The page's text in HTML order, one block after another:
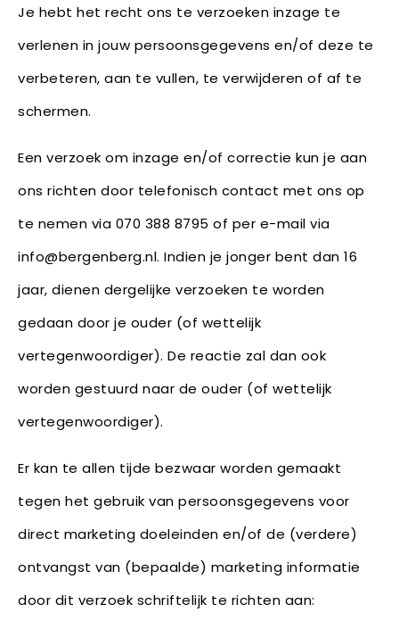
Je hebt het recht ons te verzoeken inzage te
verlenen in jouw persoonsgegevens en/of deze te
verbeteren, aan te vullen, te verwijderen of af te
schermen.
Een verzoek om inzage en/of correctie kun je aan
ons richten door telefonisch contact met ons op
te nemen via 070 388 8795 of per e-mail via
info@bergenberg.nl. Indien je jonger bent dan 16
jaar, dienen dergelijke verzoeken te worden
gedaan door je ouder (of wettelijk
vertegenwoordiger). De reactie zal dan ook
worden gestuurd naar de ouder (of wettelijk
vertegenwoordiger).
Er kan te allen tijde bezwaar worden gemaakt
tegen het gebruik van persoonsgegevens voor
direct marketing doeleinden en/of de (verdere)
ontvangst van (bepaalde) marketing informatie
door dit verzoek schriftelijk te richten aan: